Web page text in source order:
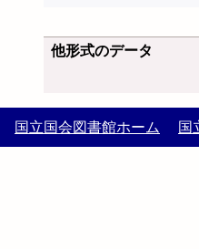
他形式のデータ
国立国会図書館ホーム 国